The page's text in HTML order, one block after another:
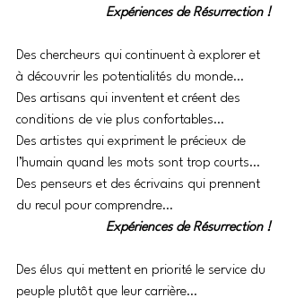
Expériences de Résurrection !
Des chercheurs qui continuent à explorer et
à découvrir les potentialités du monde…
Des artisans qui inventent et créent des
conditions de vie plus confortables…
Des artistes qui expriment le précieux de
l’humain quand les mots sont trop courts…
Des penseurs et des écrivains qui prennent
du recul pour comprendre…
Expériences de Résurrection !
Des élus qui mettent en priorité le service du
peuple plutôt que leur carrière…